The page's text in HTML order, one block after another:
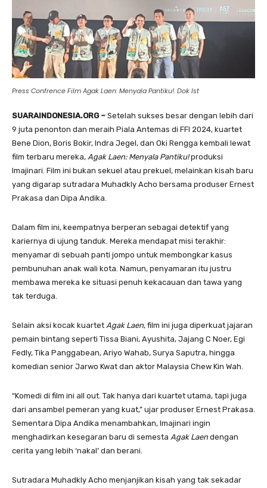
Press Confrence FilmAgak Laen: Menyala Pantiku!. Dok Ist
SUARAINDONESIA.ORG – Setelah sukses besar dengan lebih dari
9 juta penonton dan meraih Piala Antemas di FFI 2024, kuartet
Bene Dion, Boris Bokir, Indra Jegel, dan Oki Rengga kembali lewat
film terbaru mereka, Agak Laen: Menyala Pantiku!produksi
Imajinari. Film ini bukan sekuel atau prekuel, melainkan kisah baru
yang digarap sutradara Muhadkly Acho bersama produser Ernest
Prakasa dan Dipa Andika.
Dalam film ini, keempatnya berperan sebagai detektif yang
kariernya di ujung tanduk. Mereka mendapat misi terakhir:
menyamar di sebuah panti jompo untuk membongkar kasus
pembunuhan anak wali kota. Namun, penyamaran itu justru
membawa mereka ke situasi penuh kekacauan dan tawa yang
tak terduga.
Selain aksi kocak kuartet Agak Laen, film ini juga diperkuat jajaran
pemain bintang seperti Tissa Biani, Ayushita, Jajang C Noer, Egi
Fedly, Tika Panggabean, Ariyo Wahab, Surya Saputra, hingga
komedian senior Jarwo Kwat dan aktor Malaysia Chew Kin Wah.
“Komedi di film ini all out. Tak hanya dari kuartet utama, tapi juga
dari ansambel pemeran yang kuat,” ujar produser Ernest Prakasa.
Sementara Dipa Andika menambahkan, Imajinari ingin
menghadirkan kesegaran baru di semesta Agak Laen dengan
cerita yang lebih ‘nakal’ dan berani.
Sutradara Muhadkly Acho menjanjikan kisah yang tak sekadar